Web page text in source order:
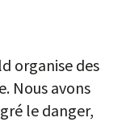
organise des
Nous avons
le danger,